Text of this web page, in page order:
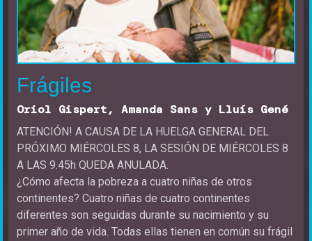
Frágiles
Oriol Gispert, Amanda Sans y Lluís Gené
ATENCIÓN! A CAUSA DE LA HUELGA GENERAL DEL
PRÓXIMO MIÉRCOLES 8, LA SESIÓN DE MIÉRCOLES 8
A LAS 9.45h QUEDA ANULADA.
¿Cómo afecta la pobreza a cuatro niñas de otros
continentes? Cuatro niñas de cuatro continentes
diferentes son seguidas durante su nacimiento y su
primer año de vida. Todas ellas tienen en común su frágil